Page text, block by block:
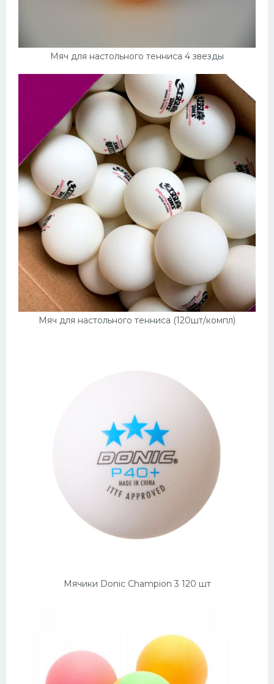
Мяч для настольного тенниса 4 звезды
Мяч для настольного тенниса (120шт/компл)
Мячики Donic Champion 3 120 шт